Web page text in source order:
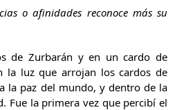
o afinidades reconoce más su
de Zurbarán y en un cardo de
la luz que arrojan los cardos de
la paz del mundo, y dentro de la
Fue la primera vez que percibí el